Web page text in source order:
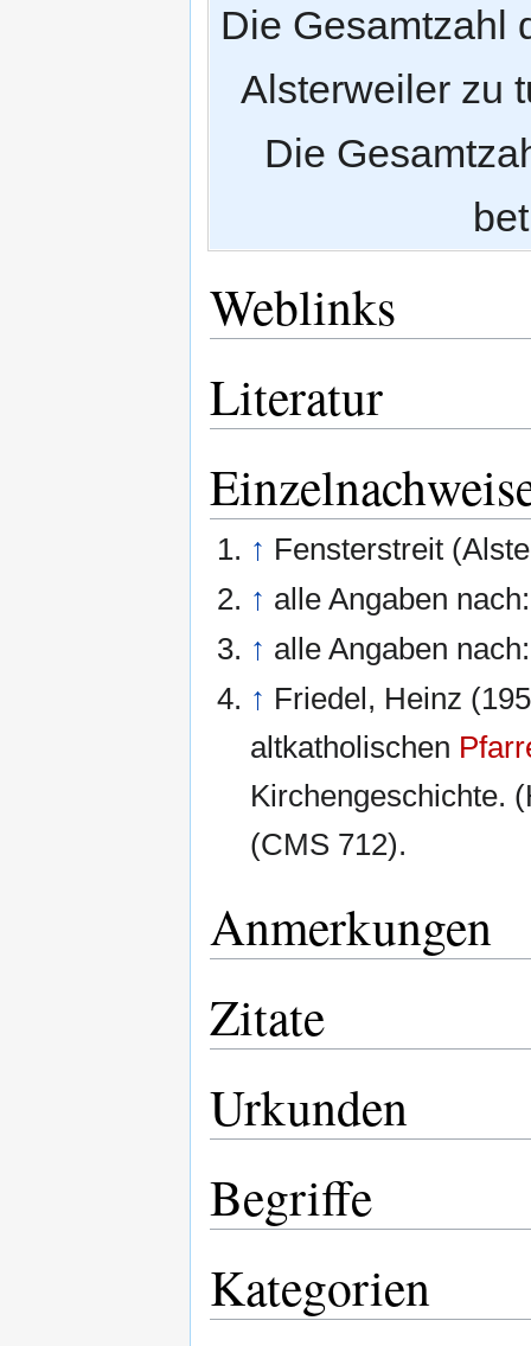
Die Gesamtzahl
Alsterweiler zu
Die
Weblinks
Literatur
↑ Fensterstreit
↑ alle Angaben
↑ alle Angaben
↑ Friedel, Heinz
altkatholischen
Kirchengeschichte.
(CMS 712).
Anmerkungen
Zitate
Urkunden
Begriffe
Kategorien